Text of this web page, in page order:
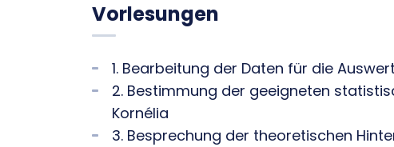
Vorlesungen
1. Bearbeitung der Daten für die
2. Bestimmung der geeigneten
Kornélia
3. Besprechung der theoretischen